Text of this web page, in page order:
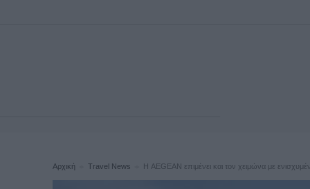
Αρχική Travel News Η AEGEAN επιμένει και τον χειμώνα με